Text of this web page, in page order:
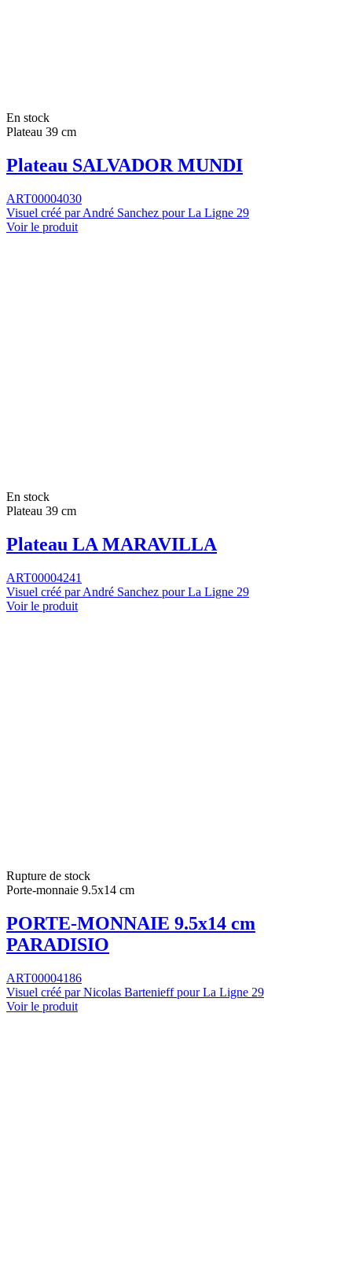
En stock
Plateau 39 cm
Plateau SALVADOR MUNDI
ART00004030
Visuel créé par André Sanchez pour La Ligne 29
Voir le produit
En stock
Plateau 39 cm
Plateau LA MARAVILLA
ART00004241
Visuel créé par André Sanchez pour La Ligne 29
Voir le produit
Rupture de stock
Porte-monnaie 9.5x14 cm
PORTE-MONNAIE 9.5x14 cm
PARADISIO
ART00004186
Visuel créé par Nicolas Bartenieff pour La Ligne 29
Voir le produit